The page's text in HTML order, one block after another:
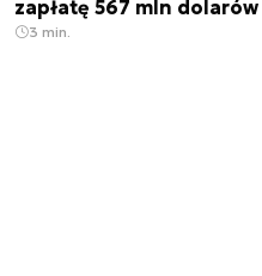
zapłatę 567 mln dolarów
3 min.